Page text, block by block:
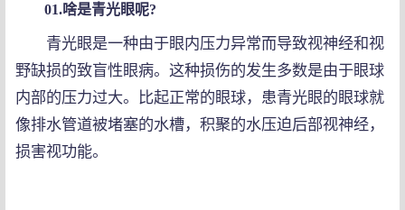
01.啥是青光眼呢?
青光眼是一种由于眼内压力异常而导致视神经和视
野缺损的致盲性眼病。这种损伤的发生多数是由于眼球
内部的压力过大。比起正常的眼球，患青光眼的眼球就
像排水管道被堵塞的水槽，积聚的水压迫后部视神经，
损害视功能。